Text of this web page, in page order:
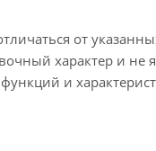
от
характер и не
и